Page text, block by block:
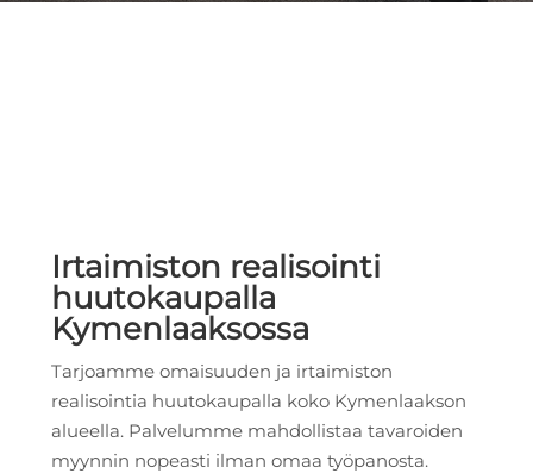
Irtaimiston realisointi
huutokaupalla
Kymenlaaksossa
Tarjoamme omaisuuden ja irtaimiston
realisointia huutokaupalla koko Kymenlaakson
alueella. Palvelumme mahdollistaa tavaroiden
myynnin nopeasti ilman omaa työpanosta.